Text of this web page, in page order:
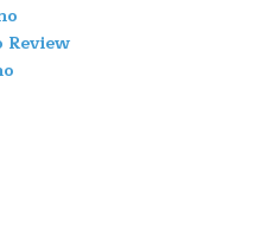
Review